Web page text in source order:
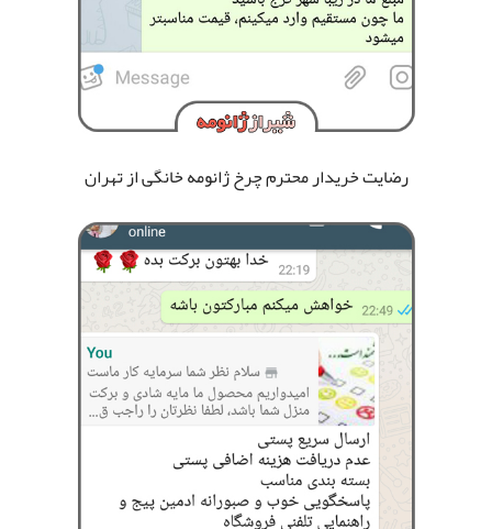
رضایت خریدار محترم چرخ ژانومه خانگیاز تهران